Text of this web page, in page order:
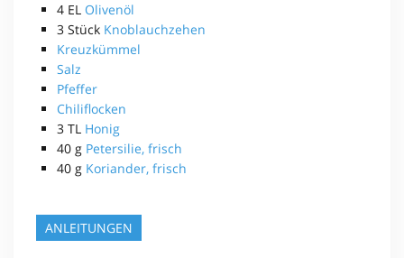
4 EL Olivenöl
3 Stück Knoblauchzehen
Kreuzkümmel
Salz
Pfeffer
Chiliflocken
3 TL Honig
40 g Petersilie, frisch
40 g Koriander, frisch
ANLEITUNGEN